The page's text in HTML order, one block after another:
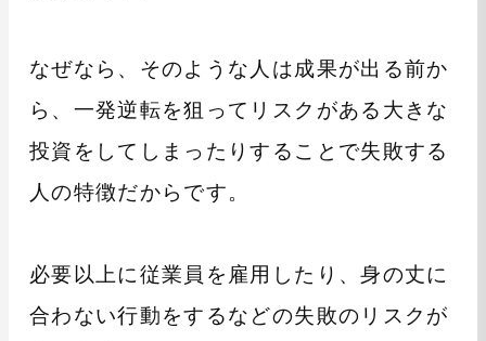
なぜなら、そのような人は成果が出る前か
ら、一発逆転を狙ってリスクがある大きな
投資をしてしまったりすることで失敗する
人の特徴だからです。
必要以上に従業員を雇用したり、身の丈に
合わない行動をするなどの失敗のリスクが